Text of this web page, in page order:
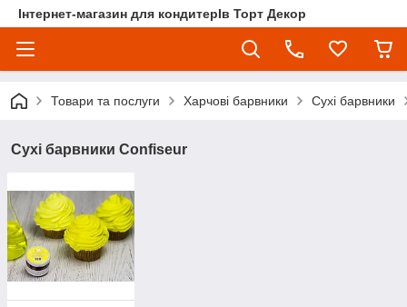
Інтернет-магазин для кондитерІв Торт Декор
Товари та послуги Харчові барвники Сухі барвники
Сухі барвники Confiseur